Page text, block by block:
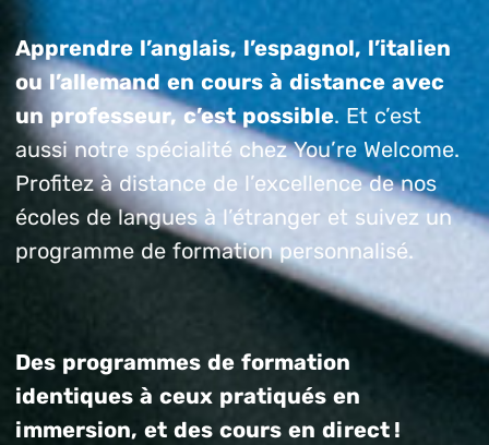
Apprendre l’anglais, l’espagnol, l’italien
ou l’allemand en cours à distance avec
un professeur, c’est possible. Et c’est
aussi notre spécialité chez You’re Welcome.
Profitez à distance de l’excellence de nos
écoles de langues à l’étranger et suivez un
programme de formation personnalisé.
Des programmes de formation
identiques à ceux pratiqués en
immersion, et des cours en direct !